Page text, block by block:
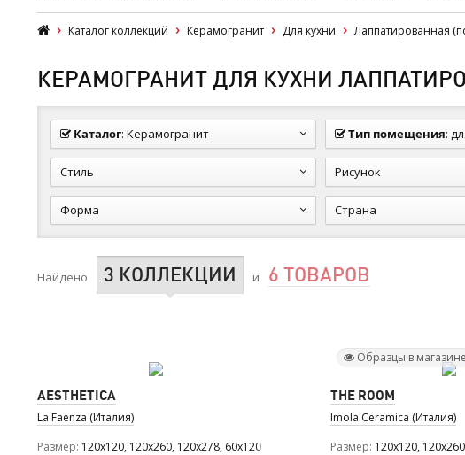
Каталог коллекций Керамогранит Для кухни Лаппатированная
КЕРАМОГРАНИТ ДЛЯ КУХНИ
Каталог: Керамогранит Тип помещения:
Стиль Рисунок
Форма Страна
Найдено 3 КОЛЛЕКЦИИ и 6 ТОВАРОВ
AESTHETICA
La Faenza (Италия)
Размер 120x120, 120x260, 120x278, 60x120
Образцы в магазине
THE ROOM
Imola Ceramica (Италия)
Размер 120x120,